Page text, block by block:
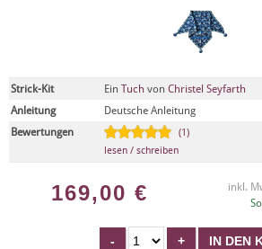
Strick-Kit Ein Tuch von Christel Seyfarth
Anleitung
Deutsche Anleitung
Bewertungen
(1)
lesen / schreiben
169,00 € inkl.